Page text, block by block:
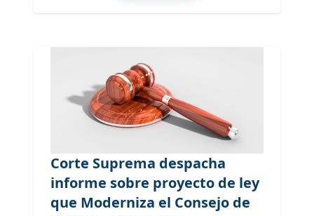
Corte Suprema despacha
informe sobre proyecto de ley
que Moderniza el Consejo de